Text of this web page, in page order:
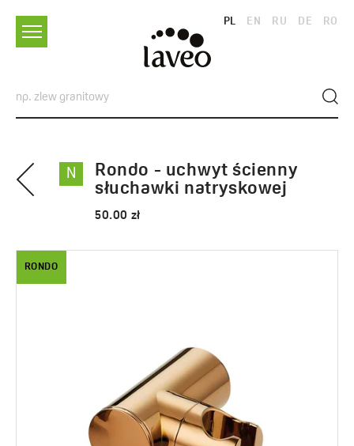
PL EN RU DE RO
N
Rondo - uchwyt ścienny
słuchawki natryskowej
50.00 zł
RONDO